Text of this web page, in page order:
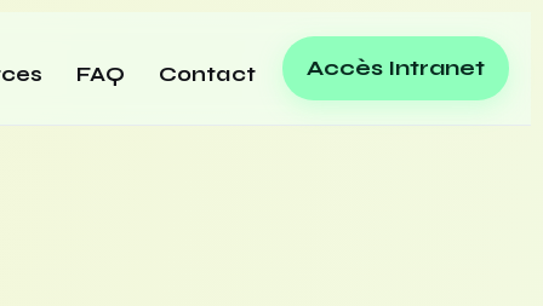
FAQ Contact Accès Intranet